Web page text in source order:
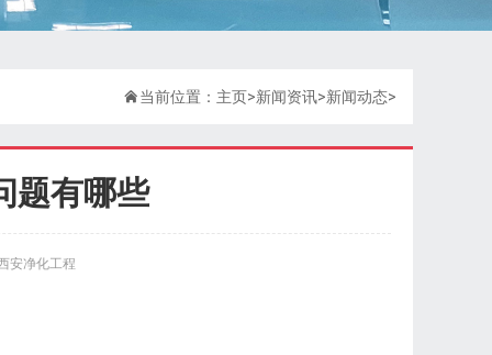
当前位置： 主页>新闻资讯>新闻动态>
题有哪些
安净化工程